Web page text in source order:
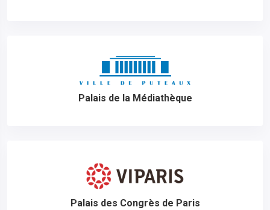
Palais de la Médiathèque
Palais des Congrès de Paris